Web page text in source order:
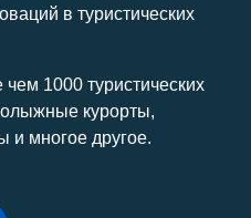
в туристических
1000 туристических
курорты,
и многое другое.